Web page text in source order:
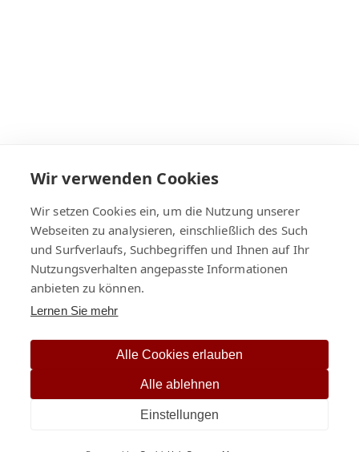
Wir verwenden Cookies
Wir setzen Cookies ein, um die Nutzung unserer
Webseiten zu analysieren, einschließlich des Such
und Surfverlaufs, Suchbegriffen und Ihnen auf Ihr
Nutzungsverhalten angepasste Informationen
anbieten zu können.
Lernen Sie mehr
Alle Cookies erlauben
Alle ablehnen
Einstellungen
Öffnungszeiten
montags bis freitags von
9:00 bis 18:00 Uhr
10:00 bis 14:00 Uhr